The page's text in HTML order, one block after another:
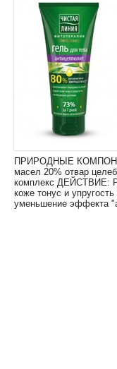
ПРИРОДНЫЕ
масел 20% отвар
комплекс ДЕЙСТВИЕ:
коже тонус и
уменьшение эффекта